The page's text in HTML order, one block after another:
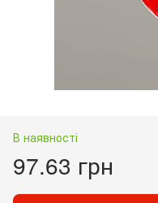
В наявності
97.63 грн